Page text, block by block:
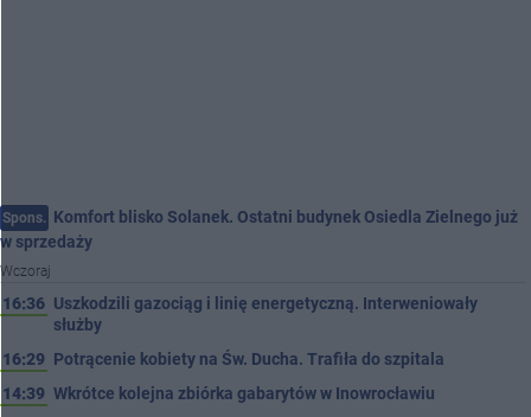
Spons. Komfort blisko Solanek. Ostatni budynek Osiedla Zielnego już
w sprzedaży
Wczoraj
16:36 Uszkodzili gazociąg i linię energetyczną. Interweniowały
służby
16:29 Potrącenie kobiety na Św. Ducha. Trafiła do szpitala
14:39 Wkrótce kolejna zbiórka gabarytów w Inowrocławiu